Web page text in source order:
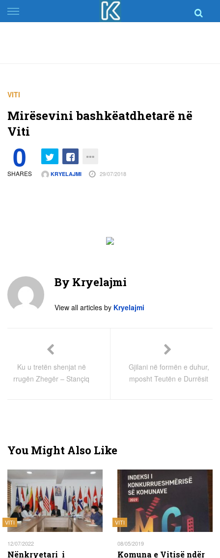
Skip
to
VITI
Mirësevini bashkëatdhetarë në
Viti
0
SHARES KRYELAJMI 29/07/2018
By Kryelajmi
View all articles by Kryelajmi
Ku u tretën shenjat në
rrugën Zhegër – Stançiq
Gjilani në formën e duhur,
mposht Teutën e Durrësit
You Might Also Like
VITI
12/07/2022
Nënkryetari i
VITI
08/05/2019
Komuna e Vitisë ndër